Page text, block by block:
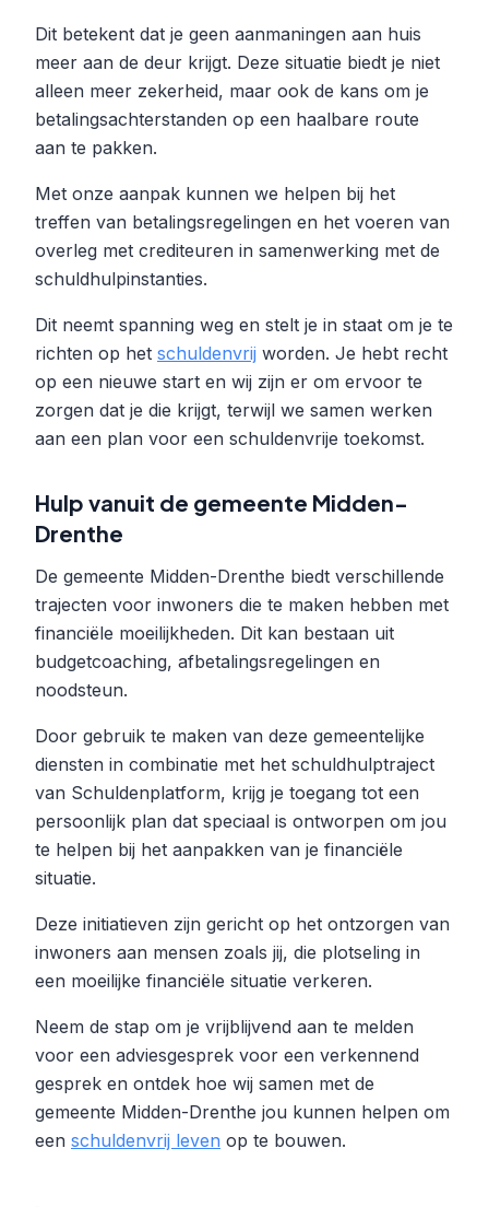
Dit betekent dat je geen aanmaningen aan huis
meer aan de deur krijgt. Deze situatie biedt je niet
alleen meer zekerheid, maar ook de kans om je
betalingsachterstanden op een haalbare route
aan te pakken.
Met onze aanpak kunnen we helpen bij het
treffen van betalingsregelingen en het voeren van
overleg met crediteuren in samenwerking met de
schuldhulpinstanties.
Dit neemt spanning weg en stelt je in staat om je te
richten op het schuldenvrij worden. Je hebt recht
op een nieuwe start en wij zijn er om ervoor te
zorgen dat je die krijgt, terwijl we samen werken
aan een plan voor een schuldenvrije toekomst.
Hulp vanuit de gemeente Midden-
Drenthe
De gemeente Midden-Drenthe biedt verschillende
trajecten voor inwoners die te maken hebben met
financiële moeilijkheden. Dit kan bestaan uit
budgetcoaching, afbetalingsregelingen en
noodsteun.
Door gebruik te maken van deze gemeentelijke
diensten in combinatie met het schuldhulptraject
van Schuldenplatform, krijg je toegang tot een
persoonlijk plan dat speciaal is ontworpen om jou
te helpen bij het aanpakken van je financiële
situatie.
Deze initiatieven zijn gericht op het ontzorgen van
inwoners aan mensen zoals jij, die plotseling in
een moeilijke financiële situatie verkeren.
Neem de stap om je vrijblijvend aan te melden
voor een adviesgesprek voor een verkennend
gesprek en ontdek hoe wij samen met de
gemeente Midden-Drenthe jou kunnen helpen om
een schuldenvrij leven op te bouwen.